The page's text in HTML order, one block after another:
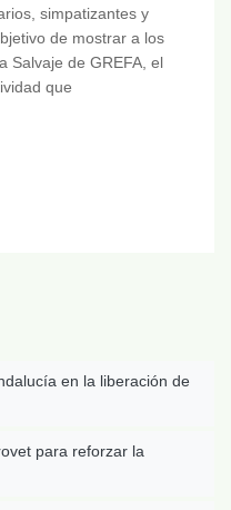
simpatizantes y
de mostrar a los
Salvaje de GREFA, el
que
en la liberación de
para reforzar la